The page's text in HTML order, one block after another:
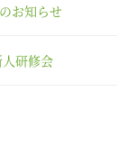
お知らせ
研修会